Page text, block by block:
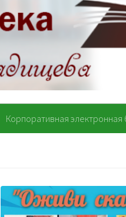
Корпоративная